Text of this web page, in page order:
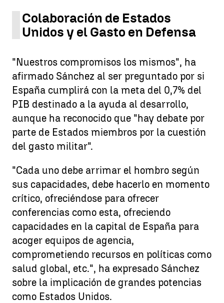
Colaboración de Estados
Unidos y el Gasto en Defensa
"Nuestros compromisos los mismos", ha
afirmado Sánchez al ser preguntado por si
España cumplirá con la meta del 0,7% del
PIB destinado a la ayuda al desarrollo,
aunque ha reconocido que "hay debate por
parte de Estados miembros por la cuestión
del gasto militar".
"Cada uno debe arrimar el hombro según
sus capacidades, debe hacerlo en momento
crítico, ofreciéndose para ofrecer
conferencias como esta, ofreciendo
capacidades en la capital de España para
acoger equipos de agencia,
comprometiendo recursos en políticas como
salud global, etc.", ha expresado Sánchez
sobre la implicación de grandes potencias
como Estados Unidos.